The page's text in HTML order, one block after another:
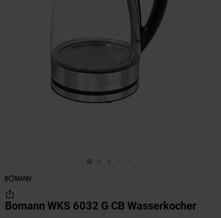
Bomann WKS 6032 G CB Wasserkocher